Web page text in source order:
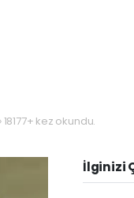
18177+ kez okundu.
İlginizi